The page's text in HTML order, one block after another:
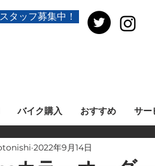
スタッフ募集中！
バイク購入 おすすめ サー
2022年9月14日